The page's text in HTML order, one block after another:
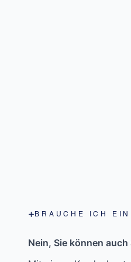
BRAUCHE ICH
Nein, Sie können